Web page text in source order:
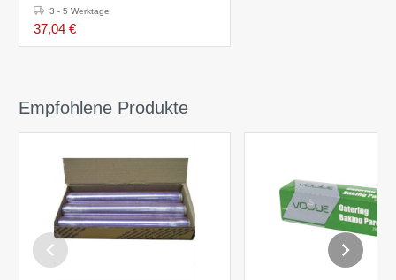
3 - 5 Werktage
37,04 €
Empfohlene Produkte